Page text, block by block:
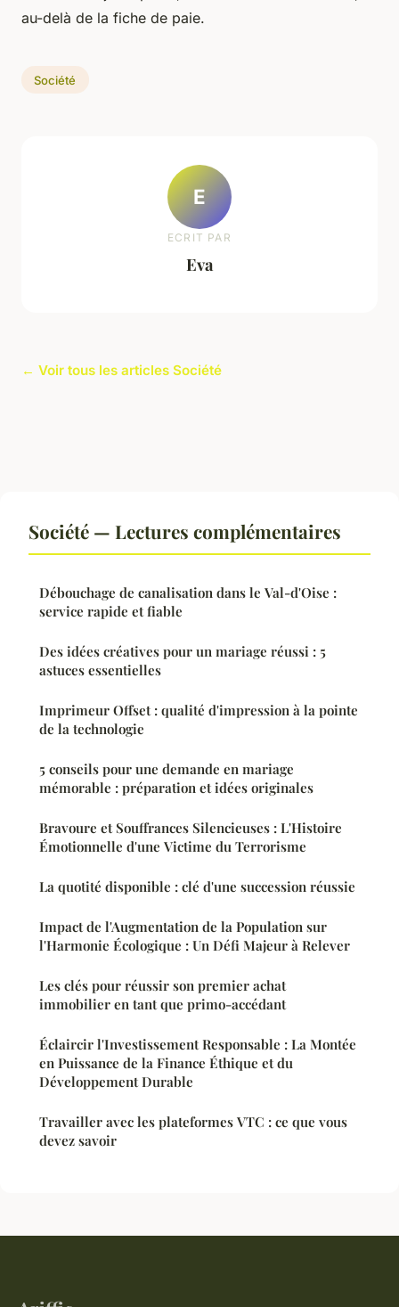
au-delà de la fiche de paie.
Société
E
ECRIT PAR
Eva
← Voir tous les articles Société
Société — Lectures complémentaires
Débouchage de canalisation dans le Val-d'Oise :
service rapide et fiable
Des idées créatives pour un mariage réussi : 5
astuces essentielles
Imprimeur Offset : qualité d'impression à la pointe
de la technologie
5 conseils pour une demande en mariage
mémorable : préparation et idées originales
Bravoure et Souffrances Silencieuses : L'Histoire
Émotionnelle d'une Victime du Terrorisme
La quotité disponible : clé d'une succession réussie
Impact de l'Augmentation de la Population sur
l'Harmonie Écologique : Un Défi Majeur à Relever
Les clés pour réussir son premier achat
immobilier en tant que primo-accédant
Éclaircir l'Investissement Responsable : La Montée
en Puissance de la Finance Éthique et du
Développement Durable
Travailler avec les plateformes VTC : ce que vous
devez savoir